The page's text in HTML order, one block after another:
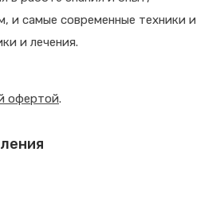
и самые современные техники и
и лечения.
офертой.